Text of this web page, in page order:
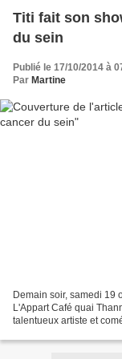
Titi fait son
du sein
Publié le 17/10/2014 à
Par Martine
Demain soir, samedi 19
L'Appart Café quai
talentueux artiste et